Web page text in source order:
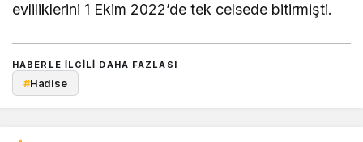
evliliklerini 1 Ekim 2022’de tek celsede bitirmişti.
HABERLE ILGILI DAHA FAZLASI
#Hadise